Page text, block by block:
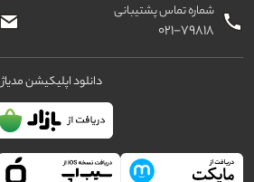
شماره تماس پشتیبانی
۰۲۱-۷۹۸۱۸
دانلود اپلیکیشن مدیاژ